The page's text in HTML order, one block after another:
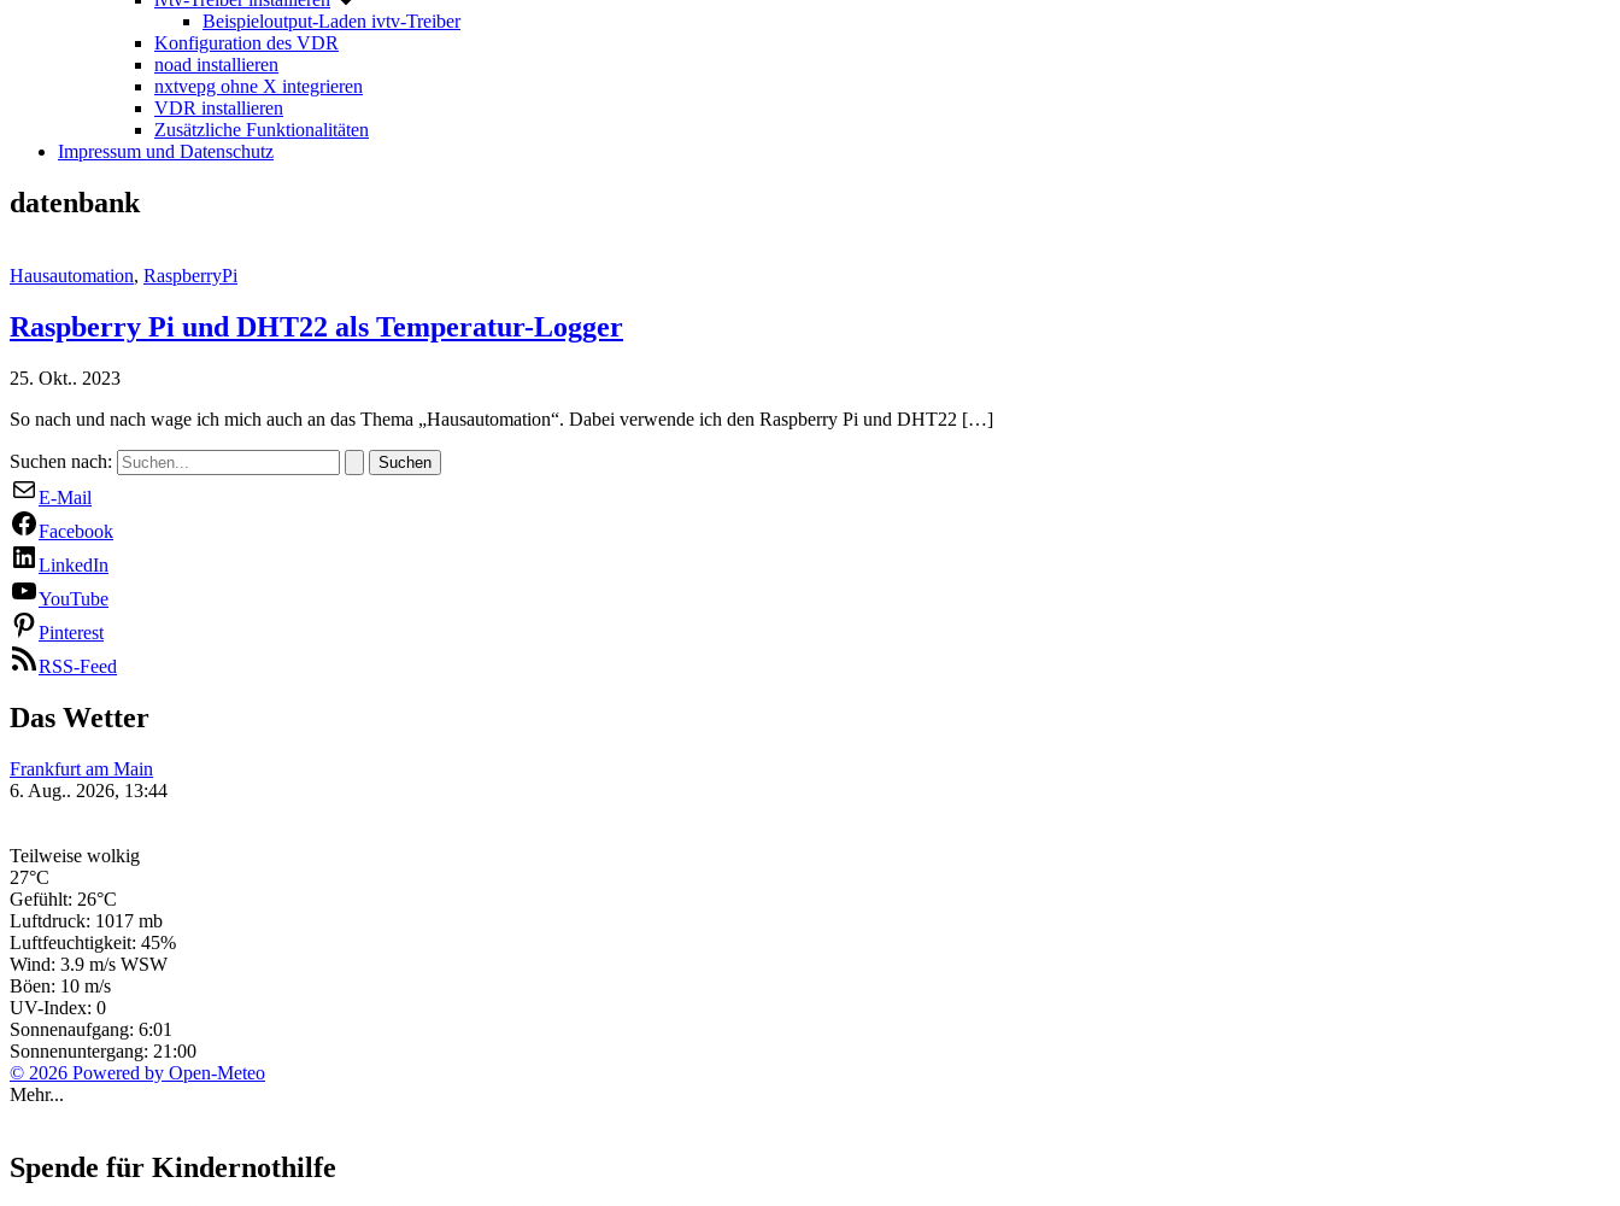
Beispieloutput-Laden ivtv-Treiber
Konfiguration des VDR
noad installieren
nxtvepg ohne X integrieren
VDR installieren
Zusätzliche Funktionalitäten
Impressum und Datenschutz
datenbank
Hausautomation, RaspberryPi
Raspberry Pi und DHT22 als Temperatur-Logger
25. Okt.. 2023
So nach und nach wage ich mich auch an das Thema „Hausautomation“. Dabei verwende ich den Raspberry Pi und DHT22 […]
Suchen nach:
E-Mail
Facebook
LinkedIn
YouTube
Pinterest
RSS-Feed
Das Wetter
Frankfurt am Main
6. Aug.. 2026, 13:44
Teilweise wolkig
27°C
Gefühlt: 26°C
Luftdruck: 1017 mb
Luftfeuchtigkeit: 45%
Wind: 3.9 m/s WSW
Böen: 10 m/s
UV-Index: 0
Sonnenaufgang: 6:01
Sonnenuntergang: 21:00
© 2026 Powered by Open-Meteo
Mehr...
Spende für Kindernothilfe